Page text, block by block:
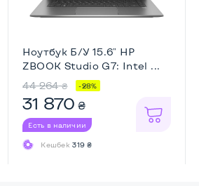
Ноутбук Б/У 15.6" HP
ZBOOK Studio G7: Intel ...
44 264 ₴ -28%
31 870 ₴
Есть в наличии
Кешбек319 ₴